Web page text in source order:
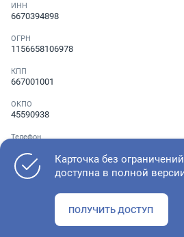
ИНН
6670394898
ОГРН
1156658106978
КПП
667001001
ОКПО
45590938
Телефон
Как оценить состояние компании
Карточка без ограничений
доступна в полной
ПОЛУЧИТЬ ДОСТУП